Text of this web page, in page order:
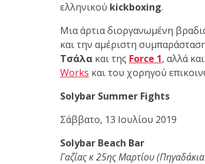
Ο Κορυφαίος Βραζιλιάνος
9th Degree, σε σεμινάριο BJJ
ελληνικού kickboxing.
Μια άρτια διοργανωμένη
και την αμέριστη
Τσάλα και της Force 1, αλλά
Works και του χορηγού
Solybar Summer Fights
Σάββατο, 13 Ιουλίου 2019
Solybar Beach Bar
Γαζίαςκ25ηςΜαρτίου(Πηγαδάκια